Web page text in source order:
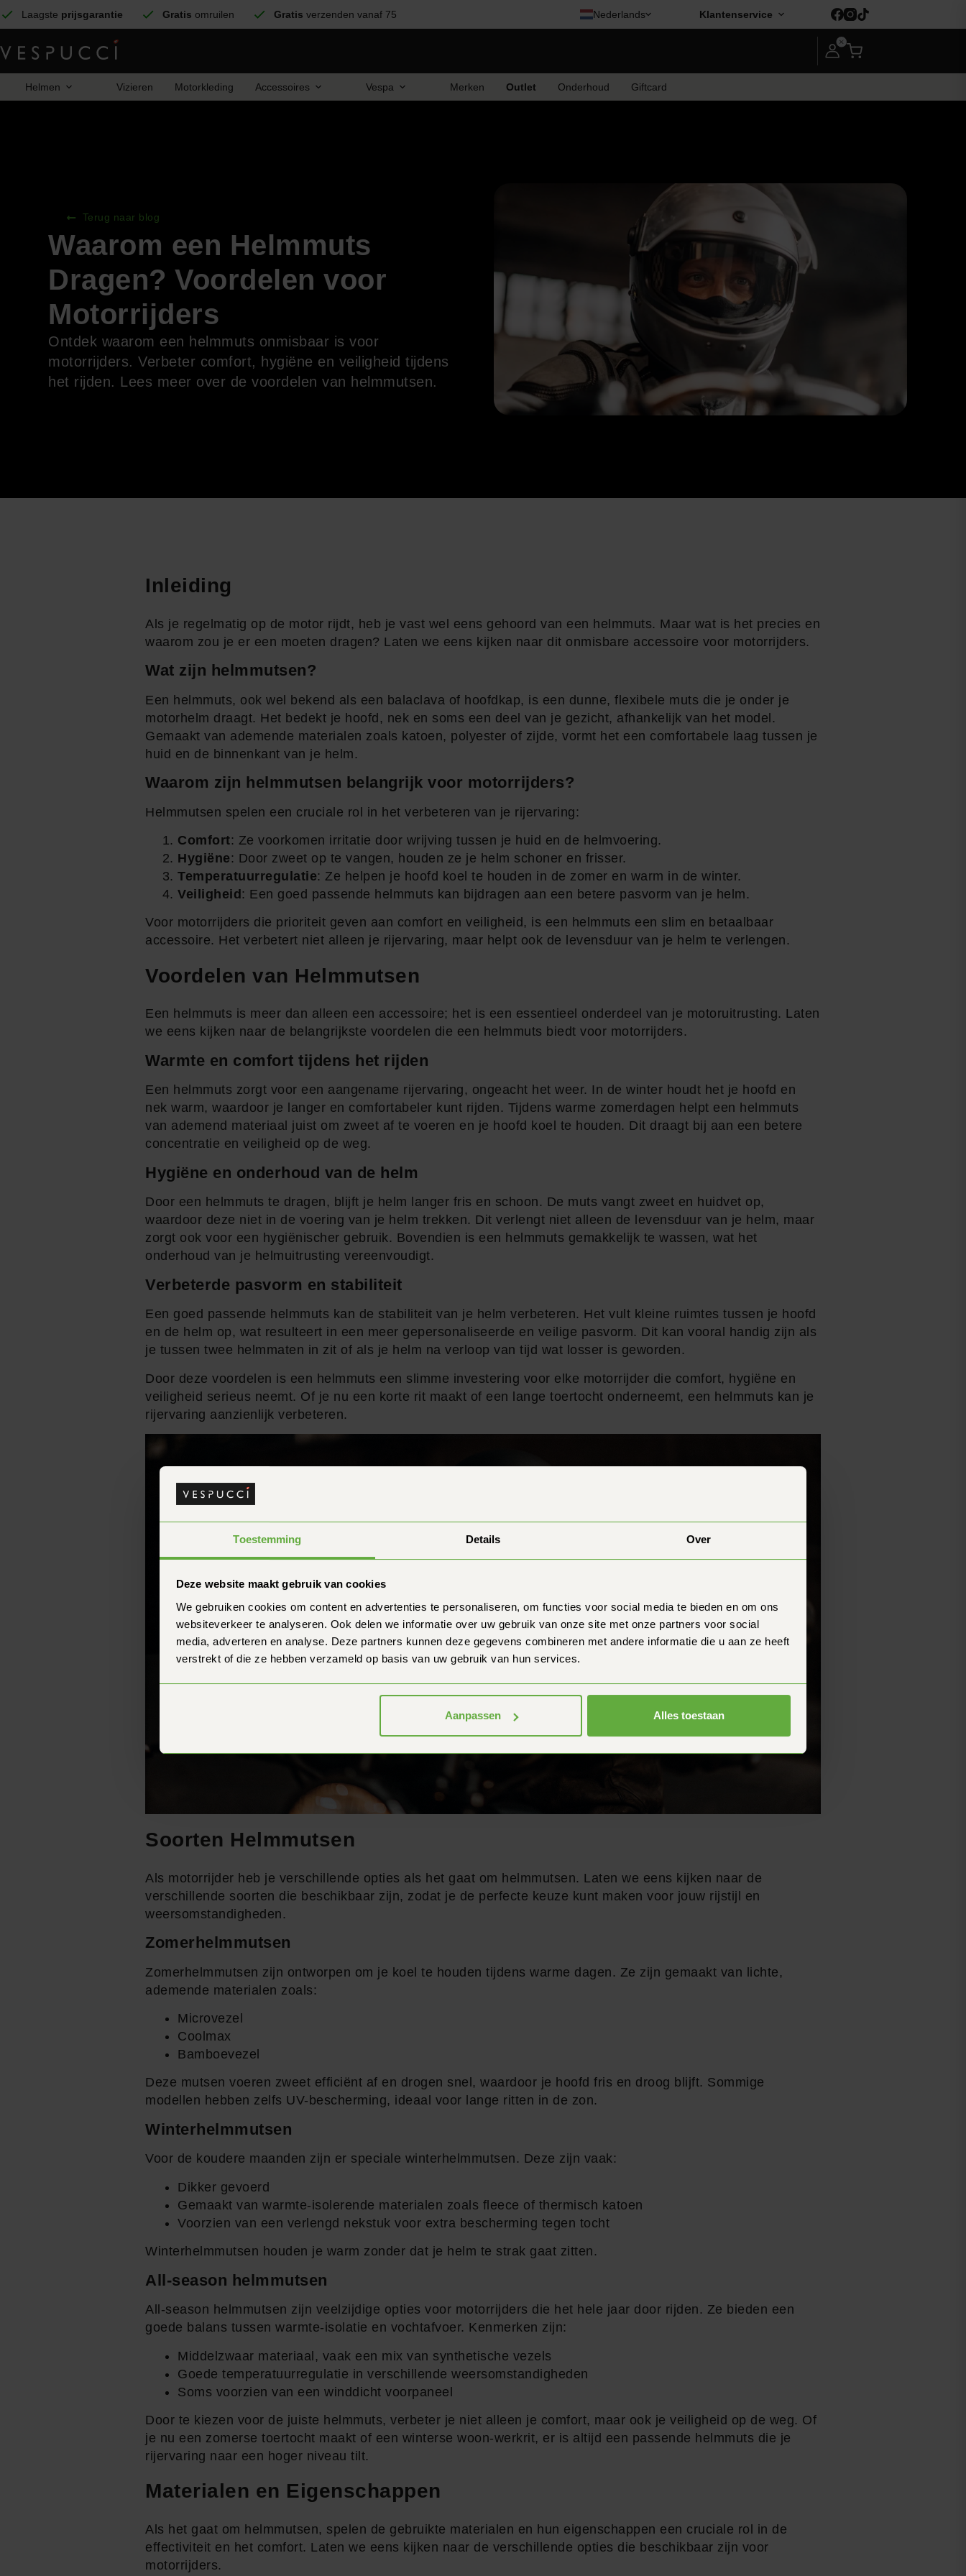
Toestemming Details Over
Deze website maakt gebruik van cookies
We gebruiken cookies om content en advertenties te personaliseren, om functies voor social media te bieden en om ons
websiteverkeer te analyseren. Ook delen we informatie over uw gebruik van onze site met onze partners voor social
media, adverteren en analyse. Deze partners kunnen deze gegevens combineren met andere informatie die u aan ze heeft
verstrekt of die ze hebben verzameld op basis van uw gebruik van hun services.
Aanpassen Alles toestaan
Laagste prijsgarantie Gratis omruilen Gratis verzenden vanaf 75 Nederlands Klantenservice
Helmen Vizieren Motorkleding Accessoires Vespa Merken Outlet Onderhoud Giftcard
Terug naar blog
Waarom een Helmmuts
Dragen? Voordelen voor
Motorrijders
Ontdek waarom een helmmuts onmisbaar is voor
motorrijders. Verbeter comfort, hygiëne en veiligheid tijdens
het rijden. Lees meer over de voordelen van helmmutsen.
Inleiding
Als je regelmatig op de motor rijdt, heb je vast wel eens gehoord van een helmmuts. Maar wat is het precies en
waarom zou je er een moeten dragen? Laten we eens kijken naar dit onmisbare accessoire voor motorrijders.
Wat zijn helmmutsen?
Een helmmuts, ook wel bekend als een balaclava of hoofdkap, is een dunne, flexibele muts die je onder je
motorhelm draagt. Het bedekt je hoofd, nek en soms een deel van je gezicht, afhankelijk van het model.
Gemaakt van ademende materialen zoals katoen, polyester of zijde, vormt het een comfortabele laag tussen je
huid en de binnenkant van je helm.
Waarom zijn helmmutsen belangrijk voor motorrijders?
Helmmutsen spelen een cruciale rol in het verbeteren van je rijervaring:
Comfort: Ze voorkomen irritatie door wrijving tussen je huid en de helmvoering.
Hygiëne : Door zweet op te vangen, houden ze je helm schoner en frisser.
Temperatuurregulatie: Ze helpen je hoofd koel te houden in de zomer en warm in de winter.
Veiligheid : Een goed passende helmmuts kan bijdragen aan een betere pasvorm van je helm.
Voor motorrijders die prioriteit geven aan comfort en veiligheid, is een helmmuts een slim en betaalbaar
accessoire. Het verbetert niet alleen je rijervaring, maar helpt ook de levensduur van je helm te verlengen.
Voordelen van Helmmutsen
Een helmmuts is meer dan alleen een accessoire; het is een essentieel onderdeel van je motoruitrusting. Laten
we eens kijken naar de belangrijkste voordelen die een helmmuts biedt voor motorrijders.
Warmte en comfort tijdens het rijden
Een helmmuts zorgt voor een aangename rijervaring, ongeacht het weer. In de winter houdt het je hoofd en
nek warm, waardoor je langer en comfortabeler kunt rijden. Tijdens warme zomerdagen helpt een helmmuts
van ademend materiaal juist om zweet af te voeren en je hoofd koel te houden. Dit draagt bij aan een betere
concentratie en veiligheid op de weg.
Hygiëne en onderhoud van de helm
Door een helmmuts te dragen, blijft je helm langer fris en schoon. De muts vangt zweet en huidvet op,
waardoor deze niet in de voering van je helm trekken. Dit verlengt niet alleen de levensduur van je helm, maar
zorgt ook voor een hygiënischer gebruik. Bovendien is een helmmuts gemakkelijk te wassen, wat het
onderhoud van je helmuitrusting vereenvoudigt.
Verbeterde pasvorm en stabiliteit
Een goed passende helmmuts kan de stabiliteit van je helm verbeteren. Het vult kleine ruimtes tussen je hoofd
en de helm op, wat resulteert in een meer gepersonaliseerde en veilige pasvorm. Dit kan vooral handig zijn als
je tussen twee helmmaten in zit of als je helm na verloop van tijd wat losser is geworden.
Door deze voordelen is een helmmuts een slimme investering voor elke motorrijder die comfort, hygiëne en
veiligheid serieus neemt. Of je nu een korte rit maakt of een lange toertocht onderneemt, een helmmuts kan je
rijervaring aanzienlijk verbeteren.
Soorten Helmmutsen
Als motorrijder heb je verschillende opties als het gaat om helmmutsen. Laten we eens kijken naar de
verschillende soorten die beschikbaar zijn, zodat je de perfecte keuze kunt maken voor jouw rijstijl en
weersomstandigheden.
Zomerhelmmutsen
Zomerhelmmutsen zijn ontworpen om je koel te houden tijdens warme dagen. Ze zijn gemaakt van lichte,
ademende materialen zoals:
Microvezel
Coolmax
Bamboevezel
Deze mutsen voeren zweet efficiënt af en drogen snel, waardoor je hoofd fris en droog blijft. Sommige
modellen hebben zelfs UV-bescherming, ideaal voor lange ritten in de zon.
Winterhelmmutsen
Voor de koudere maanden zijn er speciale winterhelmmutsen. Deze zijn vaak:
Dikker gevoerd
Gemaakt van warmte-isolerende materialen zoals fleece of thermisch katoen
Voorzien van een verlengd nekstuk voor extra bescherming tegen tocht
Winterhelmmutsen houden je warm zonder dat je helm te strak gaat zitten.
All-season helmmutsen
All-season helmmutsen zijn veelzijdige opties voor motorrijders die het hele jaar door rijden. Ze bieden een
goede balans tussen warmte-isolatie en vochtafvoer. Kenmerken zijn:
Middelzwaar materiaal, vaak een mix van synthetische vezels
Goede temperatuurregulatie in verschillende weersomstandigheden
Soms voorzien van een winddicht voorpaneel
Door te kiezen voor de juiste helmmuts, verbeter je niet alleen je comfort, maar ook je veiligheid op de weg. Of
je nu een zomerse toertocht maakt of een winterse woon-werkrit, er is altijd een passende helmmuts die je
rijervaring naar een hoger niveau tilt.
Materialen en Eigenschappen
Als het gaat om helmmutsen, spelen de gebruikte materialen en hun eigenschappen een cruciale rol in de
effectiviteit en het comfort. Laten we eens kijken naar de verschillende opties die beschikbaar zijn voor
motorrijders.